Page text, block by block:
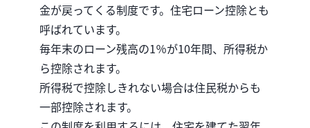
金が戻ってくる制度です。住宅ローン控除とも
呼ばれています。
毎年末のローン残高の1％が10年間、所得税か
ら控除されます。
所得税で控除しきれない場合は住民税からも
一部控除されます。